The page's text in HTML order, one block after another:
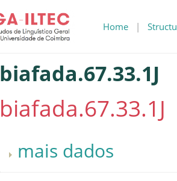
Home |
biafada.67.33.1J
biafada.67.33.1J
mais dados